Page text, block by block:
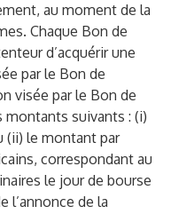
au moment de la
Chaque Bon de
d’acquérir une
par le Bon de
visée par le Bon de
montants suivants : (i)
(ii) le montant par
correspondant au
le jour de bourse
l’annonce de la